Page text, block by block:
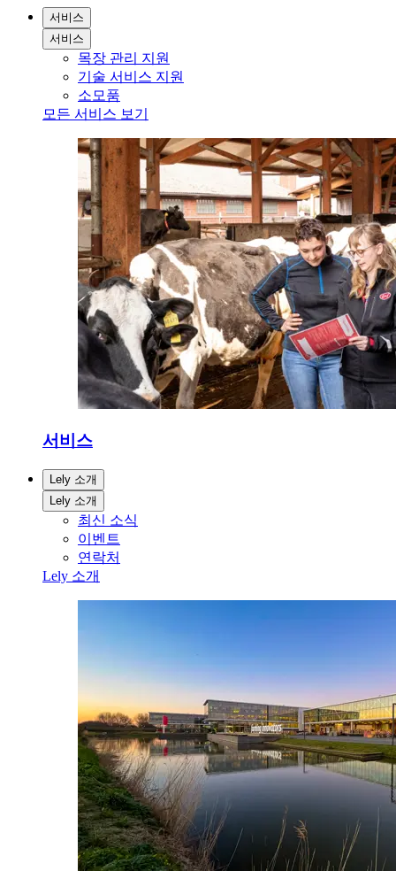
서비스
서비스
목장 관리 지원
기술 서비스 지원
소모품
모든 서비스 보기
서비스
Lely 소개
Lely 소개
최신 소식
이벤트
연락처
Lely 소개